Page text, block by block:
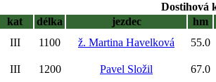
Dostihová
kat délka jezdec
hm
III 1100 ž. Martina Havelková 55.0
III 1200 Pavel Složil 67.0